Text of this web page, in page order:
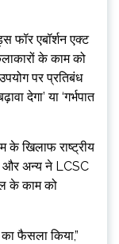
फॉर एबॉर्शन एक्ट
के काम को
पर प्रतिबंध
देगा’ या ‘गर्भपात
के खिलाफ राष्ट्रीय
और अन्य ने LCSC
के काम को
फैसला किया,”